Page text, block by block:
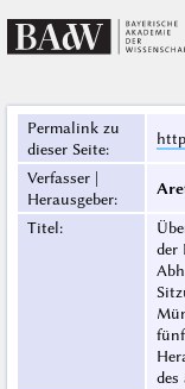
Permalink zu
dieser Seite:
Verfasser |
Herausgeber:
Titel:
der